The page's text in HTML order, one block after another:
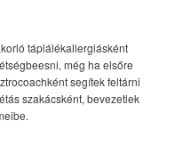
táplálékallergiásként
még ha elsőre
segítek feltárni
szakácsként, bevezetlek